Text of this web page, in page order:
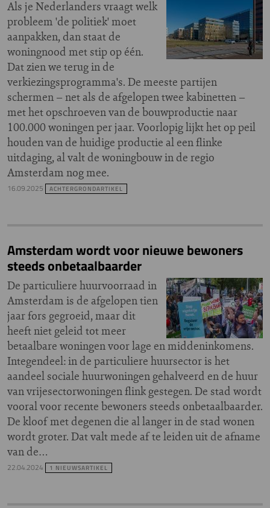
Als je Nederlanders vraagt welk
probleem 'de politiek' moet
aanpakken, dan staat de
woningnood met stip op één.
Dat zien we terug in de
verkiezingsprogramma's. De meeste partijen
schermen – net als de afgelopen twee kabinetten –
met het opschroeven van de bouwproductie naar
100.000 woningen per jaar. Voorlopig lijkt het op peil
houden van de huidige productie al een flinke
uitdaging, al valt de woningbouw in de regio
Amsterdam nog mee.
16.09.2025 ACHTERGRONDARTIKEL
Amsterdam wordt voor nieuwe bewoners
steeds onbetaalbaarder
De particuliere huurvoorraad in
Amsterdam is de afgelopen tien
jaar fors gegroeid, maar dit
heeft niet geleid tot meer
betaalbare woningen voor lage en middeninkomens.
Integendeel: in de particuliere huursector is het
aandeel sociale huurwoningen gehalveerd en de huur
van vrijesectorwoningen flink gestegen. De stad wordt
vooral voor recente bewoners steeds onbetaalbaarder.
De kloof met degenen die al langer in de stad wonen
wordt groter. Dat valt mede af te leiden uit de afname
van de…
22.04.2024 1 NIEUWSARTIKEL